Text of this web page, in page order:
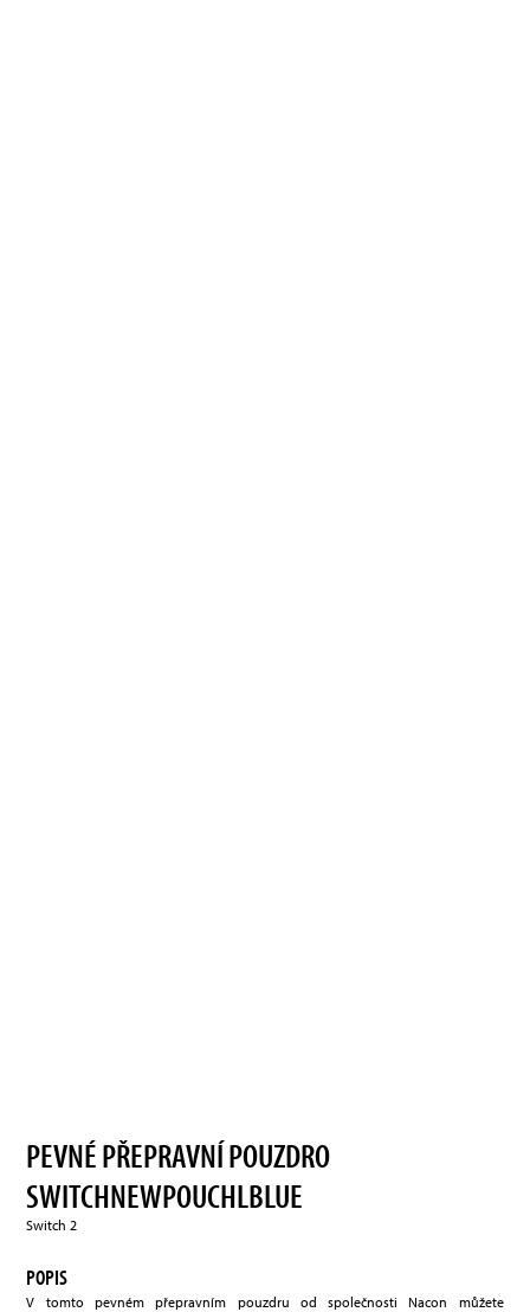
PEVNÉ PŘEPRAVNÍ POUZDRO
SWITCHNEWPOUCHLBLUE
Switch 2
POPIS
V tomto pevném přepravním pouzdru od společnosti Nacon můžete